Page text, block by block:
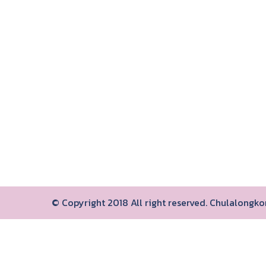
© Copyright 2018 All right reserved.